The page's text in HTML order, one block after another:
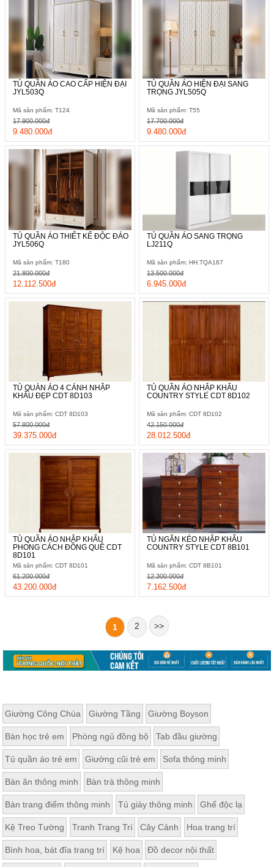
TỦ QUẦN ÁO CAO CẤP HIỆN ĐẠI
JYL503Q
Mã sản phẩm: T124
9.480.000đ
17.900.000đ
TỦ QUẦN ÁO HIỆN ĐẠI SANG
TRỌNG JYL505Q
Mã sản phẩm: T55
9.480.000đ
17.700.000đ
TỦ QUẦN ÁO THIẾT KẾ ĐỘC ĐÁO
JYL506Q
Mã sản phẩm: T180
12.112.500đ
21.800.000đ
TỦ QUẦN ÁO SANG TRỌNG
LJ211Q
Mã sản phẩm: HH.TQA187
6.945.000đ
13.500.000đ
TỦ QUÀN ÁO 4 CÁNH NHẬP
KHẨU ĐẸP CDT 8D103
Mã sản phẩm: CDT 8D103
39.375.000đ
57.800.000đ
TỦ QUẦN ÁO NHẬP KHẨU
COUNTRY STYLE CDT 8D102
Mã sản phẩm: CDT 8D102
28.012.500đ
42.150.000đ
TỦ QUẦN ÁO NHẬP KHẨU
PHONG CÁCH ĐỒNG QUÊ CDT
8D101
Mã sản phẩm: CDT 8D101
43.200.000đ
61.200.000đ
TỦ NGĂN KÉO NHẬP KHẨU
COUNTRY STYLE CDT 8B101
Mã sản phẩm: CDT 8B101
7.162.500đ
12.300.000đ
1 2 >>
Giường Công Chúa Giường Tầng Giường Boyson
Bàn học trẻ em Phòng ngủ đồng bộ Tab đầu giường
Tủ quần áo trẻ em Giường cũi trẻ em Sofa thông minh
Bàn ăn thông minh Bàn trà thông minh
Bàn trang điểm thông minh Tủ giày thông minh Ghế độc lạ
Kệ Treo Tường Tranh Trang Trí Cây Cảnh Hoa trang trí
Bình hoa, bát đĩa trang trí Kệ hoa Đồ decor nội thất